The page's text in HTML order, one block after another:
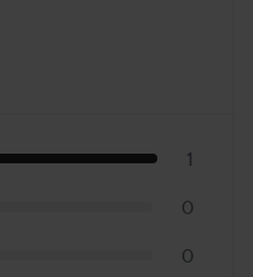
1
0
0